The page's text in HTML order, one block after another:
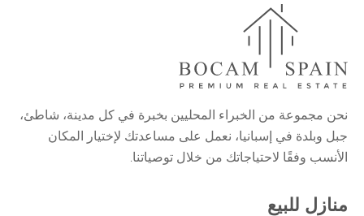
نحن مجموعة من الخبراء المحليين بخبرة في كل مدينة، شاطئ،
جبل وبلدة في إسبانيا، نعمل على مساعدتك لإختيار المكان
الأنسب وفقًا لاحتياجاتك من خلال توصياتنا.
منازل للبيع